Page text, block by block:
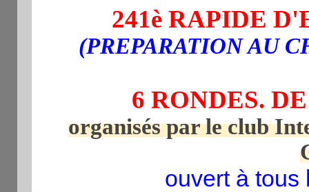
241è RAPIDE
(PREPARATION AU
6 RONDES.
organisés par le club
ouvert à tous